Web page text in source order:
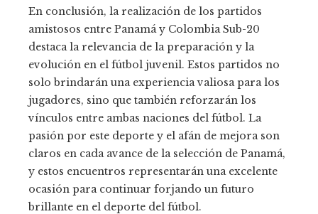
En conclusión, la realización de los partidos
amistosos entre Panamá y Colombia Sub-20
destaca la relevancia de la preparación y la
evolución en el fútbol juvenil. Estos partidos no
solo brindarán una experiencia valiosa para los
jugadores, sino que también reforzarán los
vínculos entre ambas naciones del fútbol. La
pasión por este deporte y el afán de mejora son
claros en cada avance de la selección de Panamá,
y estos encuentros representarán una excelente
ocasión para continuar forjando un futuro
brillante en el deporte del fútbol.